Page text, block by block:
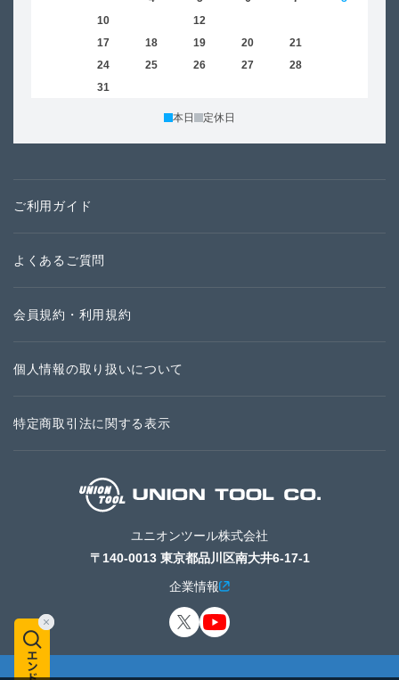
10 12
17 18 19 20 21
24 25 26 27 28
31
本日 定休日
ご利用ガイド
よくあるご質問
会員規約・利用規約
個人情報の取り扱いについて
特定商取引法に関する表示
ユニオンツール株式会社
〒140-0013 東京都品川区南大井6-17-1
企業情報